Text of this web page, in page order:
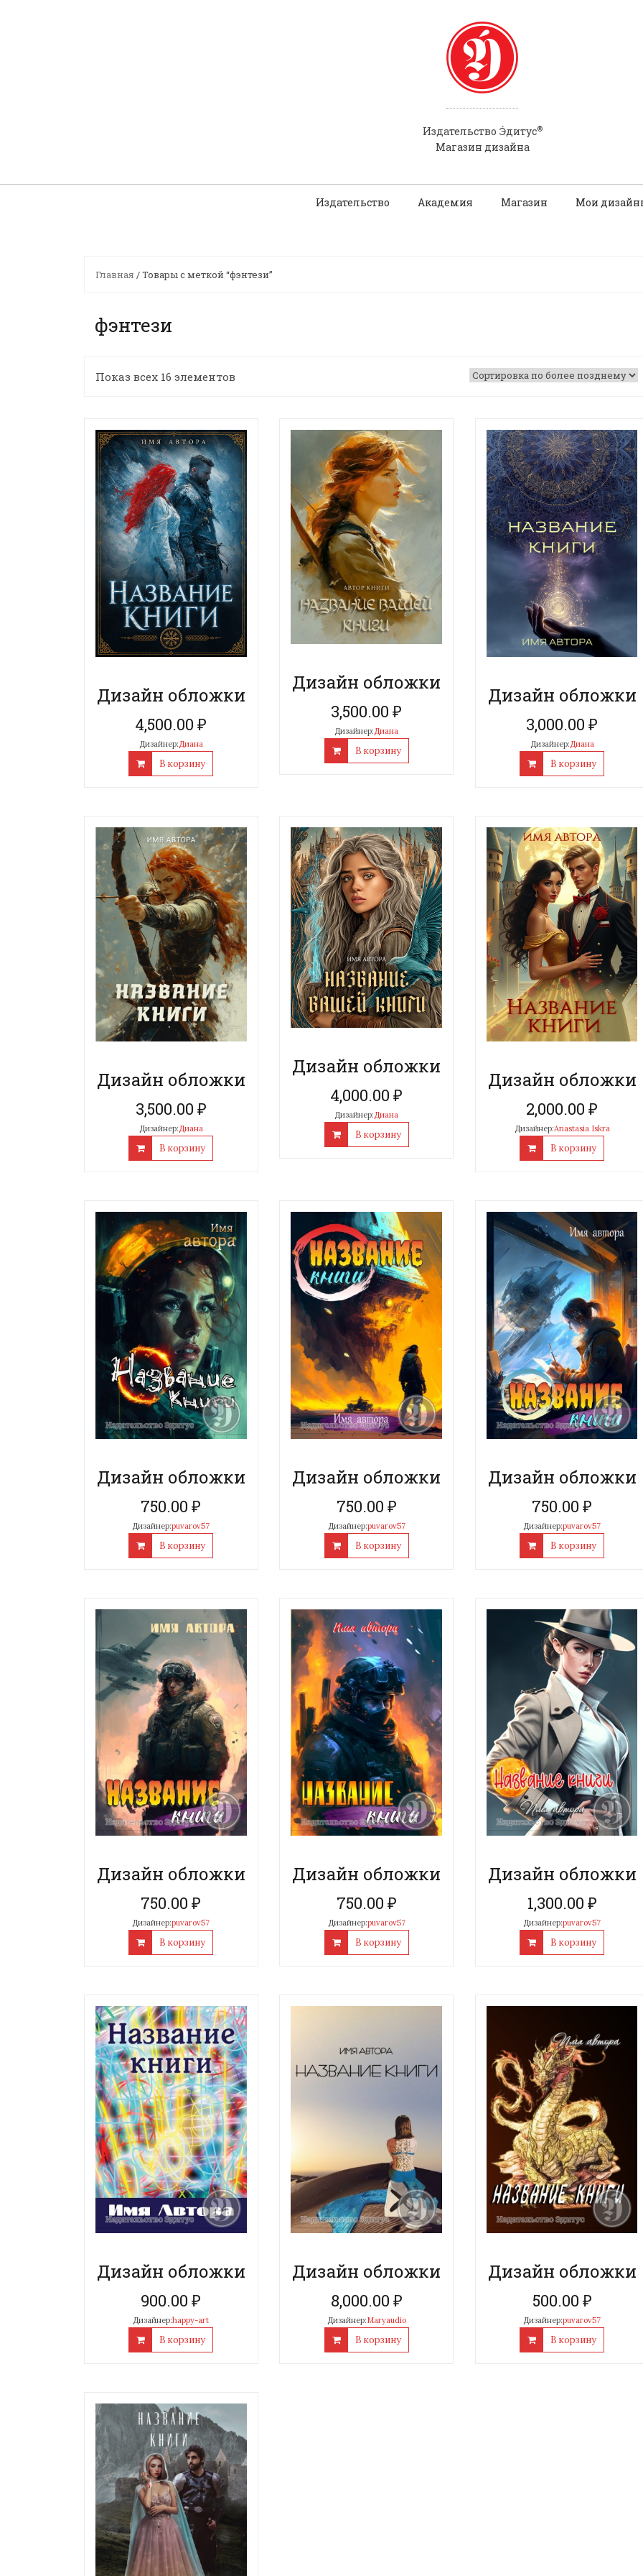
Издательство Э́дитус®
Магазин дизайна
Издательство Академия Магазин Мои
Главная / Товары с меткой “фэнтези”
фэнтези
Показ всех 16 элементов
Дизайн обложки
4,500.00₽
Дизайнер:Диана
В корзину
Дизайн обложки
3,500.00₽
Дизайнер:Диана
В корзину
Дизайн обложки
3,000.00₽
Дизайнер:Диана
В корзину
Дизайн обложки
3,500.00 ₽
Дизайнер:Диана
В корзину
Дизайн обложки
4,000.00₽
Дизайнер:Диана
В корзину
Дизайн обложки
2,000.00₽
Дизайнер:Anastasia Iskra
В корзину
Дизайн обложки
750.00₽
Дизайнер:puvarov57
В корзину
Дизайн обложки
750.00 ₽
Дизайнер:puvarov57
В корзину
Дизайн обложки
750.00₽
Дизайнер:puvarov57
В корзину
Дизайн обложки
750.00₽
Дизайнер:puvarov57
В корзину
Дизайн обложки
750.00 ₽
Дизайнер:puvarov57
В корзину
Дизайн обложки
1,300.00 ₽
Дизайнер:puvarov57
В корзину
Дизайн обложки
900.00₽
Дизайнер:happy-art
В корзину
Дизайн обложки
8,000.00 ₽
Дизайнер:Maryaudio
В корзину
Дизайн обложки
500.00 ₽
Дизайнер:puvarov57
В корзину